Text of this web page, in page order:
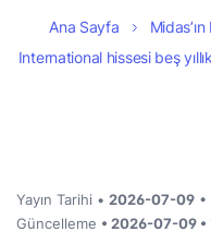
Ana Sayfa
International hissesi beş
Yayın Tarihi • 2026-07-09 •
Güncelleme • 2026-07-09 •